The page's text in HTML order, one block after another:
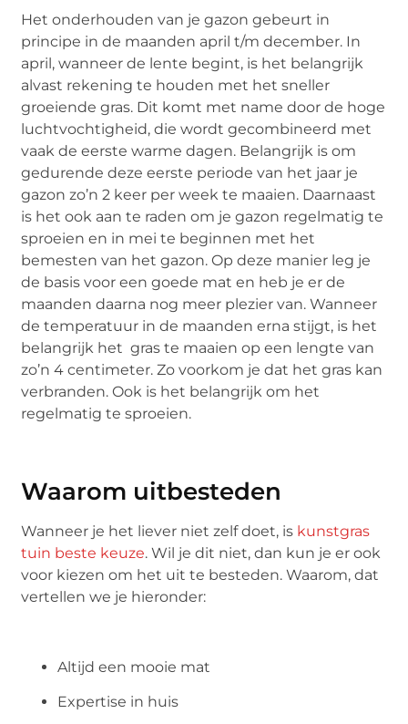
Het onderhouden van je gazon gebeurt in
principe in de maanden april t/m december. In
april, wanneer de lente begint, is het belangrijk
alvast rekening te houden met het sneller
groeiende gras. Dit komt met name door de hoge
luchtvochtigheid, die wordt gecombineerd met
vaak de eerste warme dagen. Belangrijk is om
gedurende deze eerste periode van het jaar je
gazon zo’n 2 keer per week te maaien. Daarnaast
is het ook aan te raden om je gazon regelmatig te
sproeien en in mei te beginnen met het
bemesten van het gazon. Op deze manier leg je
de basis voor een goede mat en heb je er de
maanden daarna nog meer plezier van. Wanneer
de temperatuur in de maanden erna stijgt, is het
belangrijk het gras te maaien op een lengte van
zo’n 4 centimeter. Zo voorkom je dat het gras kan
verbranden. Ook is het belangrijk om het
regelmatig te sproeien.
Waarom uitbesteden
Wanneer je het liever niet zelf doet, is kunstgras
tuin beste keuze. Wil je dit niet, dan kun je er ook
voor kiezen om het uit te besteden. Waarom, dat
vertellen we je hieronder:
Altijd een mooie mat
Expertise in huis